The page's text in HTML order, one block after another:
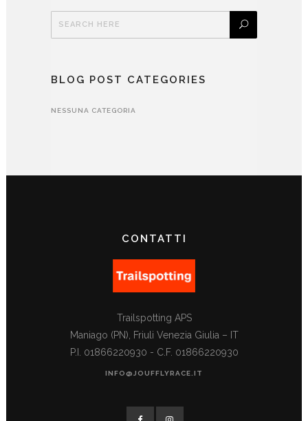
BLOG POST CATEGORIES
NESSUNA CATEGORIA
CONTATTI
Trailspotting APS
Maniago (PN), Friuli Venezia Giulia – IT
P.I. 01866220930 - C.F. 01866220930
INFO@JOUFFLYRACE.IT